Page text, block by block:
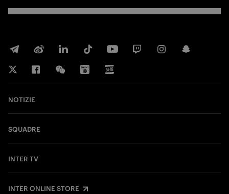
NOTIZIE
SQUADRE
INTER TV
INTER ONLINE STORE